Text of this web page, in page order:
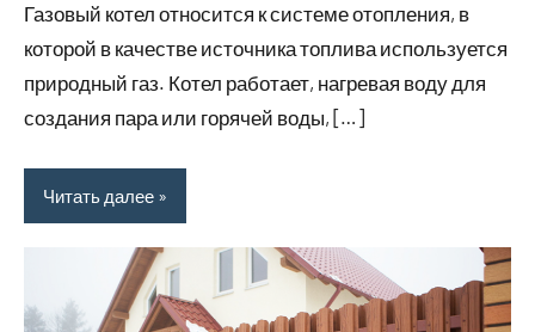
Газовый котел относится к системе отопления, в
которой в качестве источника топлива используется
природный газ. Котел работает, нагревая воду для
создания пара или горячей воды, […]
Читать далее